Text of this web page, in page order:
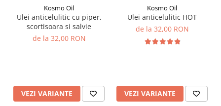
Kosmo Oil
Ulei anticelulitic cu piper,
scortisoara si salvie
de la 32,00 RON
VEZI VARIANTE
Kosmo Oil
Ulei anticelulitic HOT
de la 32,00 RON
VEZI VARIANTE